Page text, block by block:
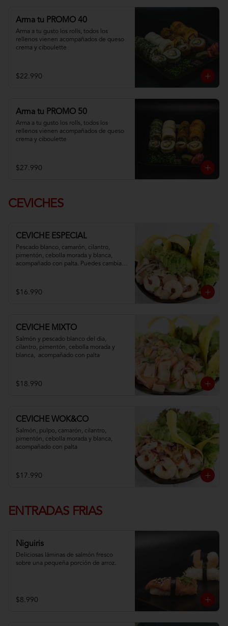
Arma tu PROMO 40
Arma a tu gusto los rolls, todos los
rellenos vienen acompañados de queso
crema y ciboulette
$22.990
Arma tu PROMO 50
Arma a tu gusto los rolls, todos los
rellenos vienen acompañados de queso
crema y ciboulette
$27.990
CEVICHES
CEVICHE ESPECIAL
Pescado blanco, camarón, cilantro,
pimentón, cebolla morada y blanca,
acompañado con palta. Puedes cambiar
$16.990
CEVICHE MIXTO
Salmón y pescado blanco del dia,
cilantro, pimentón, cebolla morada y
blanca,  acompañado con palta
$18.990
CEVICHE WOK&CO
Salmón, pulpo, camarón, cilantro,
pimentón, cebolla morada y blanca,
acompañado con palta
$17.990
ENTRADAS FRIAS
Niguiris
Deliciosas láminas de salmón fresco
sobre una pequeña porción de arroz.
$8.990